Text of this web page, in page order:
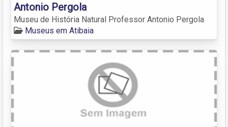
Antonio Pergola
Museu de História Natural Professor Antonio Pergola
Museus em Atibaia